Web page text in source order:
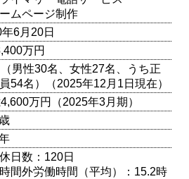
ームページ制作
6月20日
万円
男性30名、女性27名、うち正
54名）（2025年12月1日現在）
万円（2025年3月期）
日数：120日
間外労働時間（平均）：15.2時